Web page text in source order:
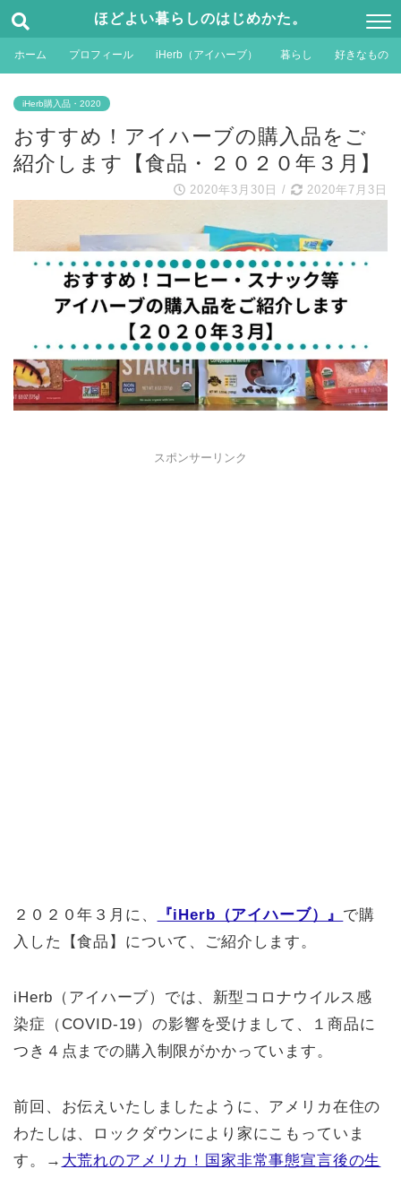
ほどよい暮らしのはじめかた。
ホーム プロフィール iHerb（アイハーブ） 暮らし 好きなもの
iHerb購入品・2020
おすすめ！アイハーブの購入品をご
紹介します【食品・２０２０年３月】
2020年3月30日 / 2020年7月3日
スポンサーリンク
２０２０年３月に、 『iHerb（アイハーブ）』 で購
入した【食品】について、ご紹介します。
iHerb（アイハーブ）では、新型コロナウイルス感
染症（COVID-19）の影響を受けまして、１商品に
つき４点までの購入制限がかかっています。
前回、お伝えいたしましたように、アメリカ在住の
わたしは、ロックダウンにより家にこもっていま
す。→ 大荒れのアメリカ！国家非常事態宣言後の生